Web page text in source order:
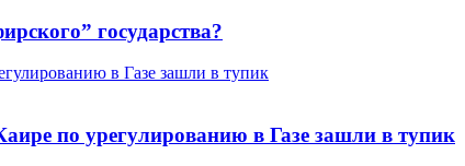
государства?
в Газе зашли в тупик
по урегулированию в Газе зашли в тупик